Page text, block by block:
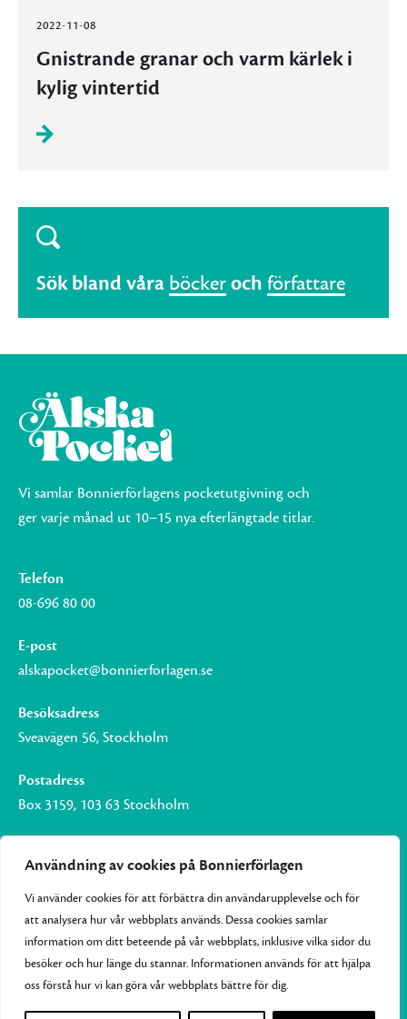
Användning av cookies på Bonnierförlagen
Vi använder cookies för att förbättra din användarupplevelse och för
att analysera hur vår webbplats används. Dessa cookies samlar
information om ditt beteende på vår webbplats, inklusive vilka sidor du
besöker och hur länge du stannar. Informationen används för att hjälpa
oss förstå hur vi kan göra vår webbplats bättre för dig.
2022-11-08
Gnistrande granar och varm kärlek i
kylig vintertid
Sök bland våra böckeroch författare
Vi samlar Bonnierförlagens pocketutgivning och
ger varje månad ut 10–15 nya efterlängtade titlar.
Telefon
08-696 80 00
E-post
alskapocket@bonnierforlagen.se
Besöksadress
Sveavägen 56, Stockholm
Postadress
Box 3159, 103 63 Stockholm
Om Bonnierförlagen
Cookies
Integritetspolicy